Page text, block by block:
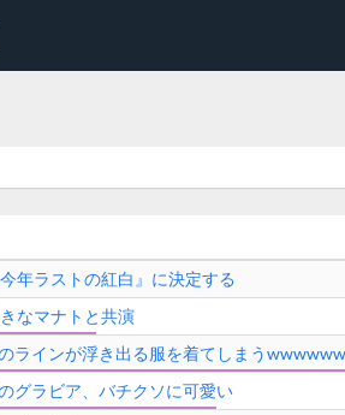
年ラストの紅白』に決定する
なマナトと共演
ラインが浮き出る服を着てしまうwwwwww
グラビア、バチクソに可愛い